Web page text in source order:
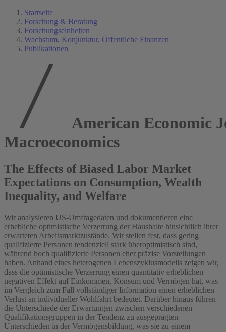
Startseite
Forschung & Beratung
Forschungseinheiten
Wachstum, Konjunktur, Öffentliche Finanzen
Publikationen
American Economic
Macroeconomics
The Effects of Biased Labor Market
Expectations on Consumption, Wealth
Inequality, and Welfare
Wir analysieren US-Umfragedaten und dokumentieren eine
erhebliche optimistische Verzerrung der Haushalte hinsichtlich ihrer
erwarteten Arbeitsmarktzustände. Wir stellen fest, dass gering
qualifizierte Personen tendenziell stark überoptimistisch sind,
während hoch qualifizierte Personen eher präzise Vorstellungen
haben. Anhand eines heterogenen Lebenszyklusmodells zeigen wir,
dass die optimistische Verzerrung einen quantitativ erheblichen
negativen Effekt auf Einkommen, Konsum und Vermögen hat, was
im Vergleich zum Fall vollständiger Information einen erheblichen
Verlust an individueller Wohlfahrt bedeutet. Darüber hinaus führen
die Unterschiede der Erwartungen zwischen verschiedenen
Qualifikationsgruppen in der Tendenz zu ausgeprägten
Unterschieden in der Vermögensbildung, was sie zu einem